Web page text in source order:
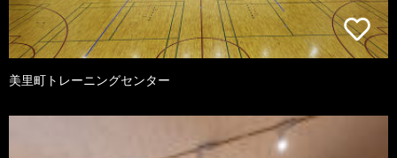
美里町トレーニングセンター